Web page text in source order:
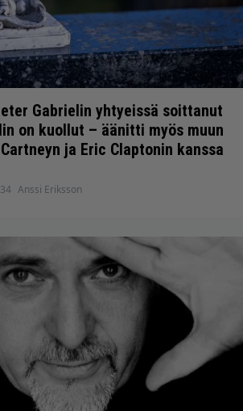
Gabrielin yhtyeissä soittanut
on kuollut – äänitti myös muun
ja Eric Claptonin kanssa
Anssi Eriksson